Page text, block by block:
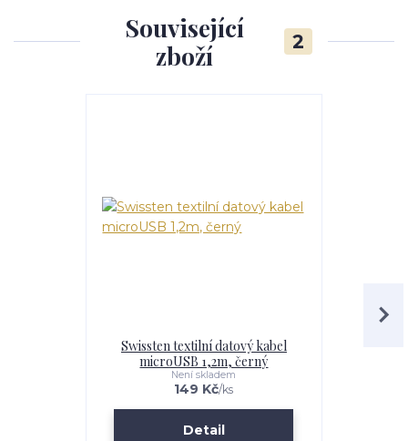
Související
zboží
2
Swissten textilní datový kabel
microUSB 1,2m, černý
149 Kč/ks
Není skladem
Detail